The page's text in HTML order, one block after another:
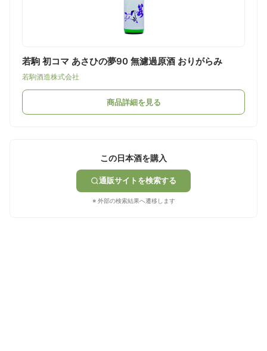
若駒 初コマ あさひの夢90 無濾過原酒 おりがらみ
若駒酒造株式会社
商品詳細を見る
この日本酒を購入
通販サイトを検索する
※ 外部の検索結果へ遷移します